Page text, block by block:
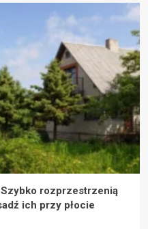
rozprzestrzenią
ich przy płocie